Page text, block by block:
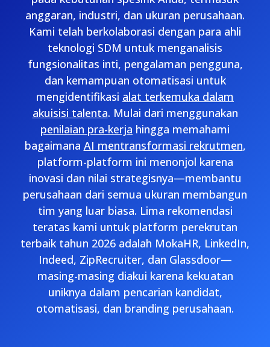
anggaran, industri, dan ukuran perusahaan.
Kami telah berkolaborasi dengan para ahli
teknologi SDM untuk menganalisis
fungsionalitas inti, pengalaman pengguna,
dan kemampuan otomatisasi untuk
mengidentifikasi alat terkemuka dalam
akuisisi talenta. Mulai dari menggunakan
penilaian pra-kerja hingga memahami
bagaimana AI mentransformasi rekrutmen,
platform-platform ini menonjol karena
inovasi dan nilai strategisnya—membantu
perusahaan dari semua ukuran membangun
tim yang luar biasa. Lima rekomendasi
teratas kami untuk platform perekrutan
terbaik tahun 2026 adalah MokaHR, LinkedIn,
Indeed, ZipRecruiter, dan Glassdoor—
masing-masing diakui karena kekuatan
uniknya dalam pencarian kandidat,
otomatisasi, dan branding perusahaan.